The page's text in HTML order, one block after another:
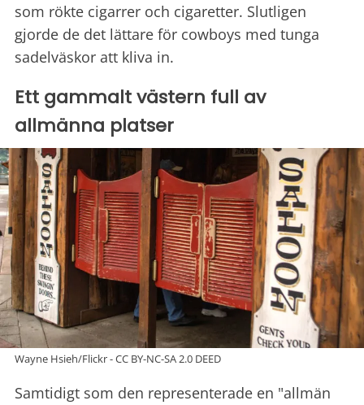
som rökte cigarrer och cigaretter. Slutligen
gjorde de det lättare för cowboys med tunga
sadelväskor att kliva in.
Ett gammalt västern full av
allmänna platser
Wayne Hsieh/Flickr - CC BY-NC-SA 2.0 DEED
Samtidigt som den representerade en "allmän